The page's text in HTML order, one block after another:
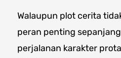
Walaupun plot cerita
peran penting
perjalanan karakter